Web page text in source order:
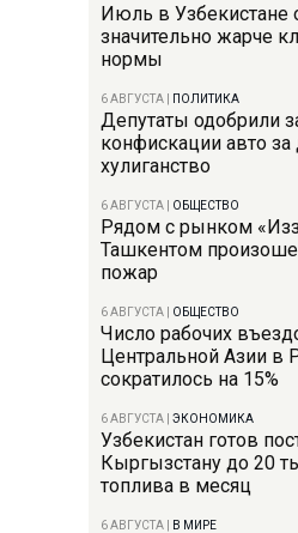
Июль в Узбекистане
значительно жарче
нормы
6 АВГУСТА ПОЛИТИКА
Депутаты одобрили
конфискации авто
хулиганство
6 АВГУСТА ОБЩЕСТВО
Рядом с рынком
Ташкентом
пожар
6 АВГУСТА ОБЩЕСТВО
Число рабочих
Центральной Азии в
сократилось на 15%
6 АВГУСТА ЭКОНОМИКА
Узбекистан готов
Кыргызстану до 20
топлива в месяц
6 АВГУСТА В МИРЕ